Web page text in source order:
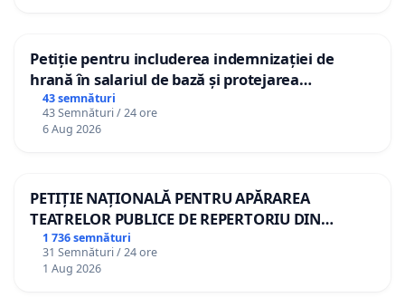
Petiție pentru includerea indemnizației de
hrană în salariul de bază și protejarea
gradațiilor de vechime pentru asistenții
personali
43 semnături
43 Semnături / 24 ore
6 Aug 2026
PETIȚIE NAȚIONALĂ PENTRU APĂRAREA
TEATRELOR PUBLICE DE REPERTORIU DIN
ROMÂNIA
1 736 semnături
31 Semnături / 24 ore
1 Aug 2026